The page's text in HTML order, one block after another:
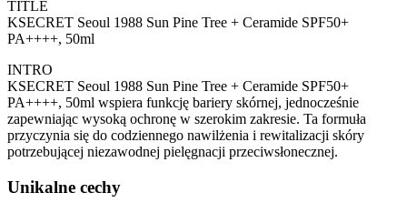
TITLE
KSECRET Seoul 1988 Sun Pine Tree + Ceramide SPF50+
PA++++, 50ml
INTRO
KSECRET Seoul 1988 Sun Pine Tree + Ceramide SPF50+
PA++++, 50ml wspiera funkcję bariery skórnej, jednocześnie
zapewniając wysoką ochronę w szerokim zakresie. Ta formuła
przyczynia się do codziennego nawilżenia i rewitalizacji skóry
potrzebującej niezawodnej pielęgnacji przeciwsłonecznej.
Unikalne cechy